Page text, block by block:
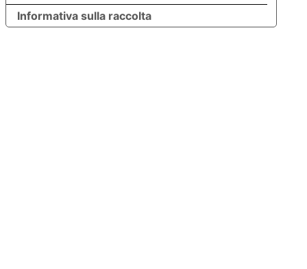
Informativa sulla raccolta